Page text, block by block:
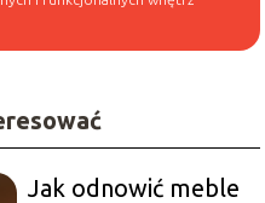
Jak odnowić meble